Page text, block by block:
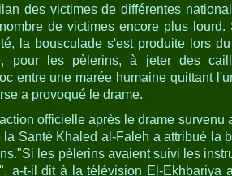
des victimes de différentes
de victimes encore plus
la bousculade s'est produite lors
pour les pèlerins, à jeter des
entre une marée humaine quittant
a provoqué le drame.
officielle après le drame survenu
Santé Khaled al-Faleh a attribué la
les pèlerins avaient suivi les
a-t-il dit à la télévision El-Ekhbariya